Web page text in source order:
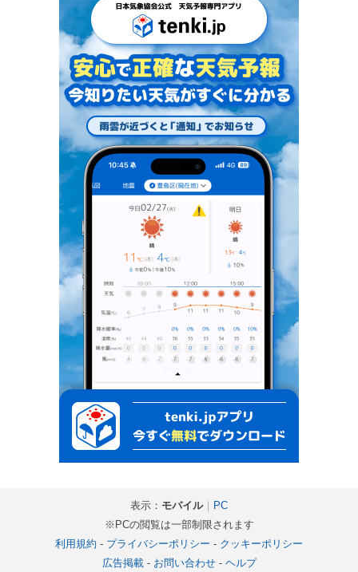
表示： モバイル｜ PC
※PCの閲覧は一部制限されます
利用規約 - プライバシーポリシー - クッキーポリシー
広告掲載- お問い合わせ- ヘルプ